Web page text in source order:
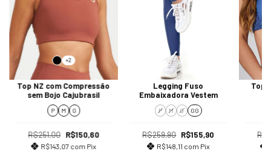
+2
Top NZ com Compressão
sem Bojo Cajubrasil
P M G
R$251,00 R$150,60
R$143,07 com Pix
Legging Fuso
Embaixadora Vestem
P M G GG
R$259,90 R$155,90
R$148,11 com Pix
Top